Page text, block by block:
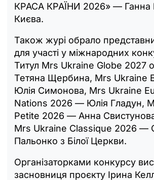
КРАСА КРАЇНИ 2026» — Ганна
Києва.
Також журі обрало
для участі у міжнародних
Титул Mrs Ukraine Globe 2027
Тетяна Щербина, Mrs Ukraine
Юлія Симонова, Mrs Ukraine
Nations 2026 — Юлія Гладун,
Petite 2026 — Анна
Mrs Ukraine Classique 2026 —
Пальонко з Білої Церкви.
Організаторками конкурсу
засновниця проєкту Ірина